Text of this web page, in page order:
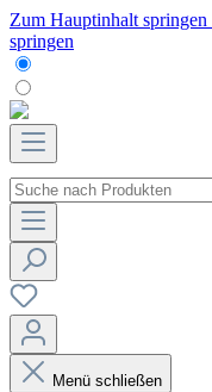
Zum Hauptinhalt springen
springen
Menü schließen